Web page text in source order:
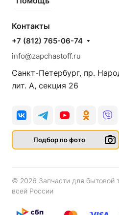
Контакты
+7 (812) 765-06-74
info@zapchastoff.ru
Санкт-Петербург, пр.
лит. А, секция 26
Подбор по фото
© 2026 Запчасти для бытовой
всей России